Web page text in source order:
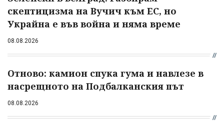
скептицизма на Вучич към ЕС, но
Украйна е във война и няма време
08.08.2026
Отново: камион спука гума и навлезе в
насрещното на Подбалканския път
08.08.2026